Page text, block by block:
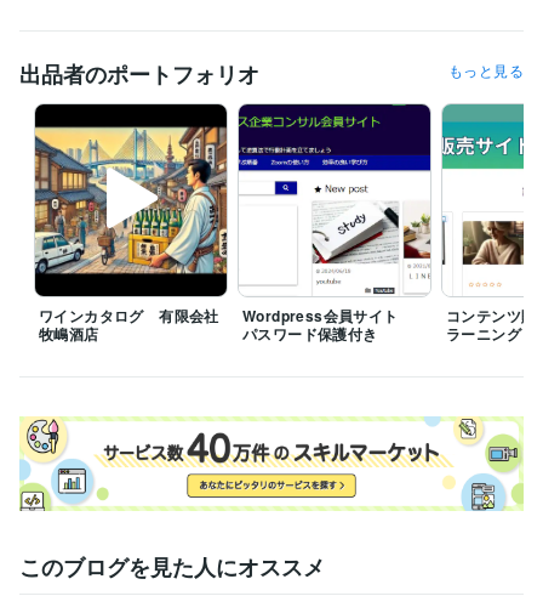
職歴
錦屋インターネット
受賞歴
無
資格・検定
第二種電気工事士 取得年 : 2019年
販売士 取得年 : 2007年
プログラミング言語・フレームワーク
HTML:20年
ビジネス・クリエイティブツール
Google スプレッドシート:5年Google スライド:5年
カラーミーショップ:5年弥生会計:2年Google Analytics:3年
ChatGPT:1年Bard:0年DALL-E:0年PowerDirector:3年
ゆっくりMovieMaker:0年Vrew:1年Canva:3年Audacity:5年
出品者のポートフォリオ もっと見る
ワインカタログ 有限会社
牧嶋酒店
Wordpress会員サイト
パスワード保護付き
コンテンツ
ラーニング
このブログを見た人にオススメ